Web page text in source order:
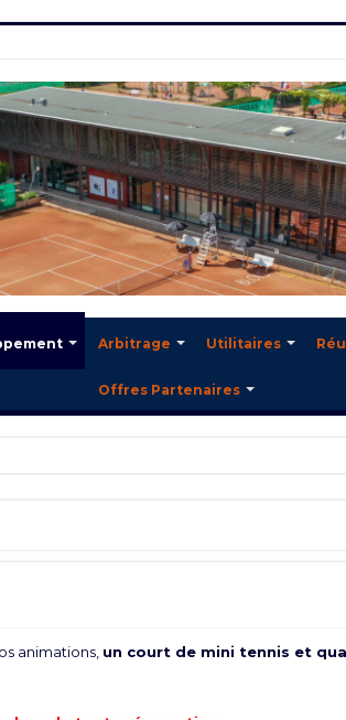
Arbitrage Utilitaires
Offres Partenaires
animations, un court de mini tennis et